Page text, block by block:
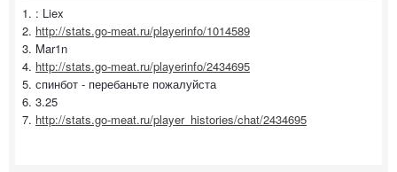
1. : Liex
2. http://stats.go-meat.ru/playerinfo/1014589
3. Mar1n
4. http://stats.go-meat.ru/playerinfo/2434695
5. спинбот - перебаньте пожалуйста
6. 3.25
7. http://stats.go-meat.ru/player_histories/chat/2434695